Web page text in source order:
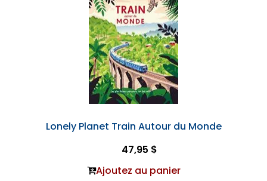
Lonely Planet Train Autour du Monde
47,95 $
Ajoutez au panier